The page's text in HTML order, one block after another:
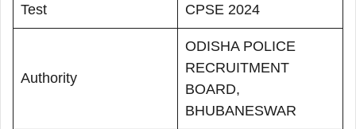
Test CPSE 2024
Authority
ODISHA POLICE
RECRUITMENT
BOARD,
BHUBANESWAR